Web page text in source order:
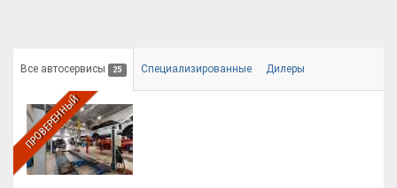
Все автосервисы 25 Специализированные Дилеры
ПРОВЕРЕННЫЙ